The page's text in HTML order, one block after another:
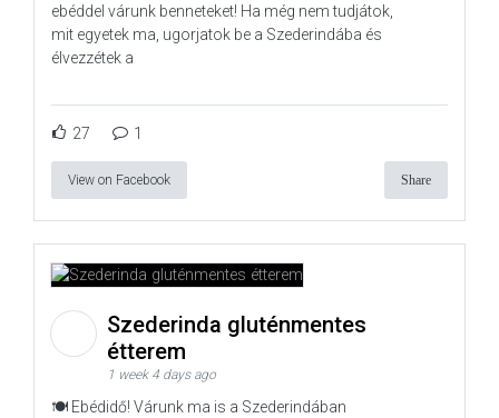
ebéddel várunk benneteket! Ha még nem tudjátok,
mit egyetek ma, ugorjatok be a Szederindába és
élvezzétek a
27 1
View on Facebook Share
Szederinda gluténmentes
étterem
1 week 4 days ago
🍽️ Ebédidő! Várunk ma is a Szederindában